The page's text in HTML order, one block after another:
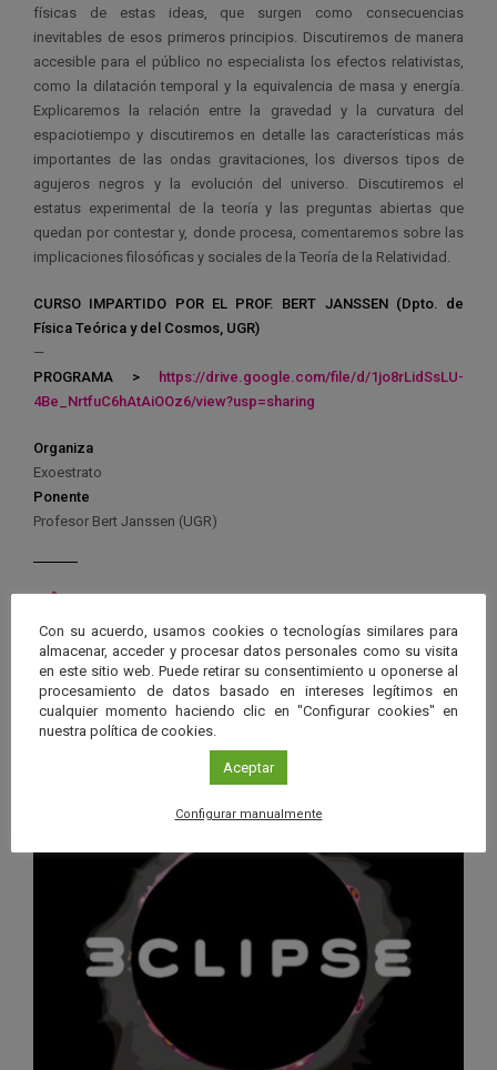
físicas de estas ideas, que surgen como consecuencias
inevitables de esos primeros principios. Discutiremos de manera
accesible para el público no especialista los efectos relativistas,
como la dilatación temporal y la equivalencia de masa y energía.
Explicaremos la relación entre la gravedad y la curvatura del
espaciotiempo y discutiremos en detalle las características más
importantes de las ondas gravitaciones, los diversos tipos de
agujeros negros y la evolución del universo. Discutiremos el
estatus experimental de la teoría y las preguntas abiertas que
quedan por contestar y, donde procesa, comentaremos sobre las
implicaciones filosóficas y sociales de la Teoría de la Relatividad.
CURSO IMPARTIDO POR EL PROF. BERT JANSSEN (Dpto. de
Física Teórica y del Cosmos, UGR)
—
PROGRAMA >
https://drive.google.com/file/d/1jo8rLidSsLU-
4Be_NrtfuC6hAtAiOOz6/view?usp=sharing
Organiza
Exoestrato
Ponente
Profesor Bert Janssen (UGR)
Próximos eventos Ver más
26 JUN 2026 - 26 ENE 2028
Planetario/Gérgal
Con su acuerdo, usamos cookies o tecnologías similares para
almacenar, acceder y procesar datos personales como su visita
en este sitio web. Puede retirar su consentimiento u oponerse al
procesamiento de datos basado en intereses legítimos en
cualquier momento haciendo clic en "Configurar cookies" en
nuestra política de cookies.
Aceptar
Configurar manualmente